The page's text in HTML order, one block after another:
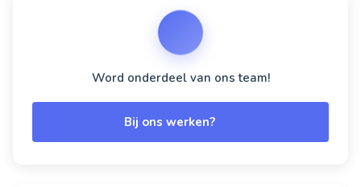
Word onderdeel van ons team!
Bij ons werken?